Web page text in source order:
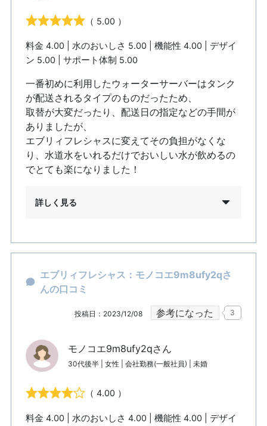
（ 5.00 ）
料金 4.00 | 水のおいしさ 5.00 | 機能性 4.00 | デザイ
ン 5.00 | サポート体制 5.00
一番初めに利用したウォーターサーバーはタンク
が配送されるタイプのものだったため、
取替が大変だったり、配送日の指定などの手間が
ありましたが、
エブリィフレシャスに変えてその負担がなくな
り、水道水をいれるだけでおいしい水が飲めるの
でとても楽になりました！
詳しく見る
エブリィフレシャス：モノコエ9m8ufy2qさ
んの口コミ
投稿日：2023/12/08 参考になった 3
モノコエ9m8ufy2qさん
30代後半 | 女性 | 会社勤務(一般社員) | 未婚
（ 4.00 ）
料金 4.00 | 水のおいしさ 4.00 | 機能性 4.00 | デザイ